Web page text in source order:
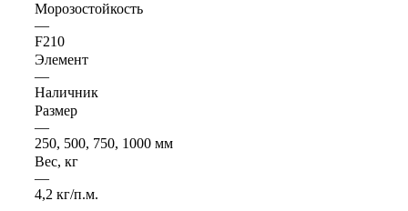
Морозостойкость
—
F210
Элемент
—
Наличник
Размер
—
250, 500, 750, 1000 мм
Вес, кг
—
4,2 кг/п.м.